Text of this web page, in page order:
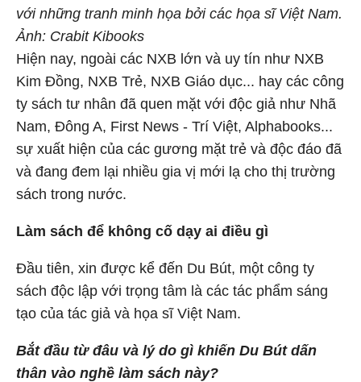
với những tranh minh họa bởi các họa sĩ Việt Nam.
Ảnh: Crabit Kibooks
Hiện nay, ngoài các NXB lớn và uy tín như NXB
Kim Đồng, NXB Trẻ, NXB Giáo dục... hay các công
ty sách tư nhân đã quen mặt với độc giả như Nhã
Nam, Đông A, First News - Trí Việt, Alphabooks...
sự xuất hiện của các gương mặt trẻ và độc đáo đã
và đang đem lại nhiều gia vị mới lạ cho thị trường
sách trong nước.
Làm sách để không cố dạy ai điều gì
Đầu tiên, xin được kể đến Du Bút, một công ty
sách độc lập với trọng tâm là các tác phẩm sáng
tạo của tác giả và họa sĩ Việt Nam.
Bắt đầu từ đâu và lý do gì khiến Du Bút dấn
thân vào nghề làm sách này?